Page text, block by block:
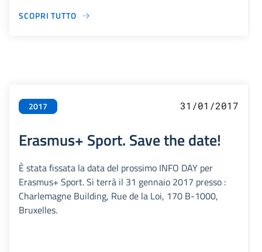
SCOPRI TUTTO
2017 31/01/2017
Erasmus+ Sport. Save the date!
È stata fissata la data del prossimo INFO DAY per
Erasmus+ Sport. Si terrà il 31 gennaio 2017 presso :
Charlemagne Building, Rue de la Loi, 170 B-1000,
Bruxelles.